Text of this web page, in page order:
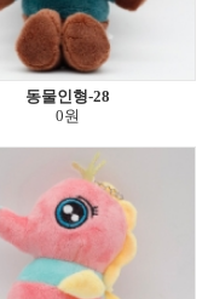
동물인형-28
0원